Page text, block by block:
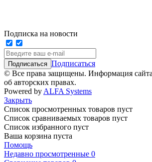
Подписка на новости
Подписаться
© Все права защищены. Информация
об авторских правах.
Powered by ALFA Systems
Закрыть
Список просмотренных товаров пуст
Список сравниваемых товаров пуст
Список избранного пуст
Ваша корзина пуста
Помощь
Недавно просмотренные 0